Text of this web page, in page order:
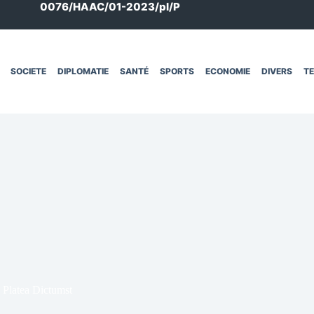
0076/HAAC/01-2023/pl/P
SOCIETE DIPLOMATIE SANTÉ SPORTS ECONOMIE DIVERS